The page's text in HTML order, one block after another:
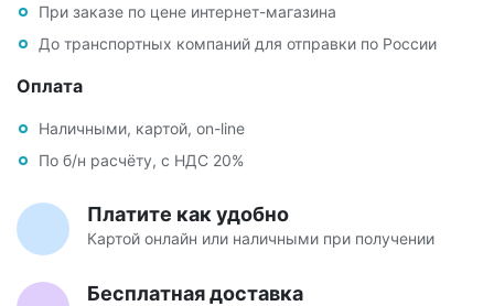
При заказе по цене интернет-магазина
До транспортных компаний для отправки по России
Оплата
Наличными, картой, on-line
По б/н расчёту, с НДС 20%
Платите как удобно
Картой онлайн или наличными при получении
Бесплатная доставка